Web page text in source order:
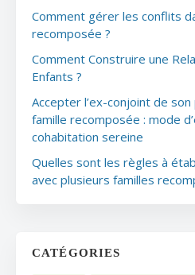
Comment gérer les conflits
recomposée ?
Comment Construire une
Enfants ?
Accepter l’ex-conjoint de
famille recomposée : mode
cohabitation sereine
Quelles sont les règles à
avec plusieurs familles
CATÉGORIES